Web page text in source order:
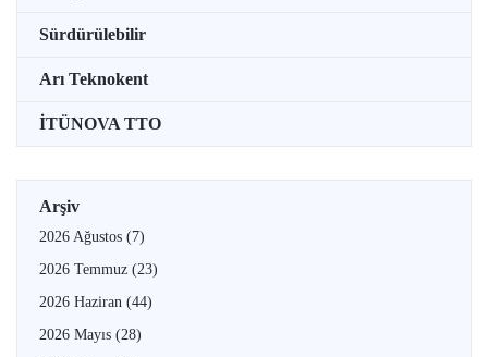
Sürdürülebilir
Arı Teknokent
İTÜNOVA TTO
Arşiv
2026 Ağustos (7)
2026 Temmuz (23)
2026 Haziran (44)
2026 Mayıs (28)